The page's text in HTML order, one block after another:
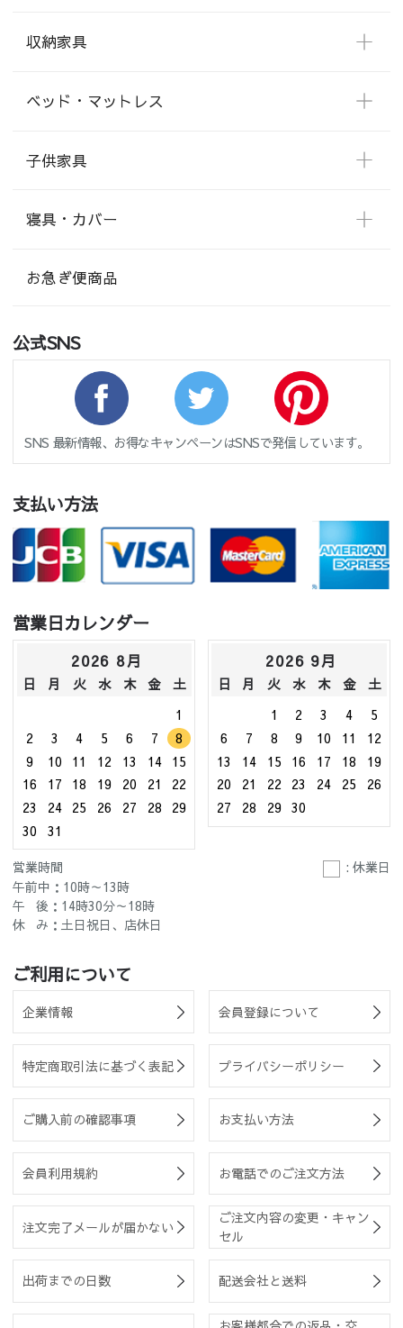
収納家具
ベッド・マットレス
子供家具
寝具・カバー
お急ぎ便商品
公式SNS
SNS 最新情報、お得なキャンペーンはSNSで発信しています。
支払い方法
営業日カレンダー
2026 8月
日 月 火 水 木 金
土
1
2
3 4 5 6 7
8
9
10 11 12 13 14
15
16
17 18 19 20 21
22
23
24 25 26 27 28
29
30
31
2026 9月
日 月 火 水 木 金
土
1
2 3 4
5
6
7 8 9 10 11
12
13
14 15 16 17 18
19
20
21 22 23 24 25
26
27
28 29 30
営業時間
: 休業日
午前中：10時～13時
午 後：14時30分～18時
休 み：土日祝日、店休日
ご利用について
企業情報 会員登録について
特定商取引法に基づく表記 プライバシーポリシー
ご購入前の確認事項 お支払い方法
会員利用規約 お電話でのご注文方法
注文完了メールが届かない
ご注文内容の変更・キャン
セル
出荷までの日数 配送会社と送料